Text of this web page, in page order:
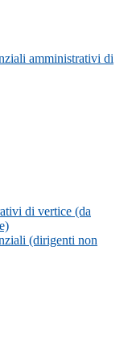
amministrativi di
di vertice (da
(dirigenti non